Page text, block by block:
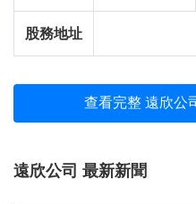
股務地址
查看完整 遠欣公
遠欣公司 最新新聞